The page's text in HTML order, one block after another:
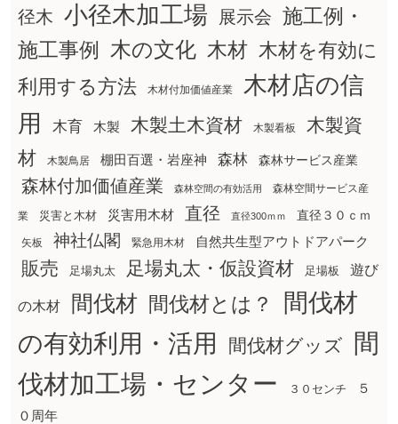
径木 小径木加工場 展示会 施工例・
施工事例
木の文化 木材 木材を有効に
利用する方法
木材付加価値産業
木材店の信
用
木育 木製 木製土木資材 木製看板
木製資
材
木製鳥居 棚田百選・岩座神 森林 森林サービス産業
森林付加価値産業 森林空間の有効活用 森林空間サービス産
業 災害と木材 災害用木材 直径 直径300ｍｍ 直径３０ｃｍ
矢板 神社仏閣 緊急用木材 自然共生型アウトドアパーク
販売 足場丸太 足場丸太・仮設資材 足場板 遊び
の木材 間伐材 間伐材とは？
間伐材
の有効利用・活用
間伐材グッズ
間
伐材加工場・センター
３０センチ
５
０周年